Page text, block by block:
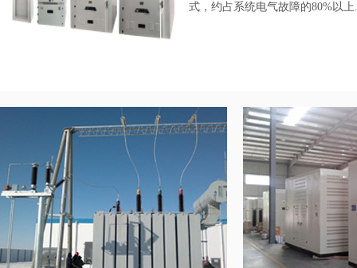
式，约占系统电气故障的80%以上